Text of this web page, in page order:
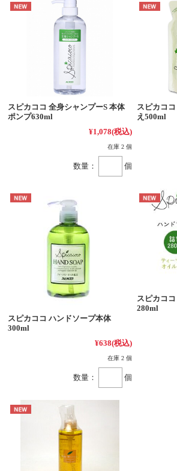
スピカココ 全身シャンプーS 本体
ポンプ630ml
¥1,078(税込)
在庫 2 個
数量： 個
スピカコ
え500ml
スピカココ ハンドソープ本体
300ml
¥638(税込)
在庫 2 個
数量： 個
スピカコ
280ml